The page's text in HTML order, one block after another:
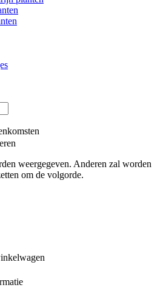
weergegeven. Anderen zal worden
om de volgorde.